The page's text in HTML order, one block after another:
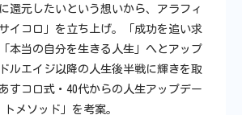
還元したいという想いから、アラフィ
イコロ」を立ち上げ。「成功を追い求
本当の自分を生きる人生」へとアップ
ルエイジ以降の人生後半戦に輝きを取
すコロ式・40代からの人生アップデー
トメソッド」を考案。